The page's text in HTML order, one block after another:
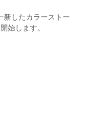
新したカラーストー
始します。